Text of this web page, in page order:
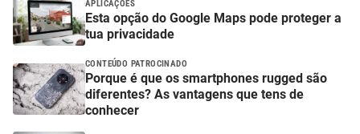
APLICAÇÕES
Esta opção do Google Maps pode proteger a
tua privacidade
CONTEÚDO PATROCINADO
Porque é que os smartphones rugged são
diferentes? As vantagens que tens de
conhecer